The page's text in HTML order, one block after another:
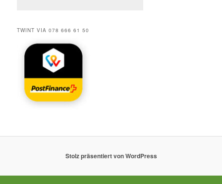
TWINT VIA 078 666 61 50
Stolz präsentiert von WordPress